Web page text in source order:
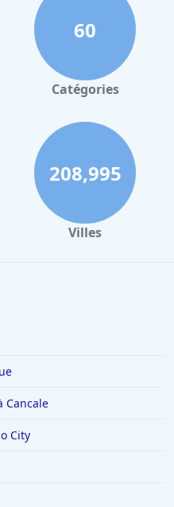
moderne. Le personnel
ce qui en fait un
à Kauai.
60
Catégories
208,995
Villes
Cancale
City